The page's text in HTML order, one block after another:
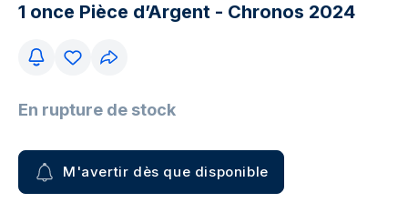
1 once Pièce d’Argent - Chronos 2024
En rupture de stock
M'avertir dès que disponible